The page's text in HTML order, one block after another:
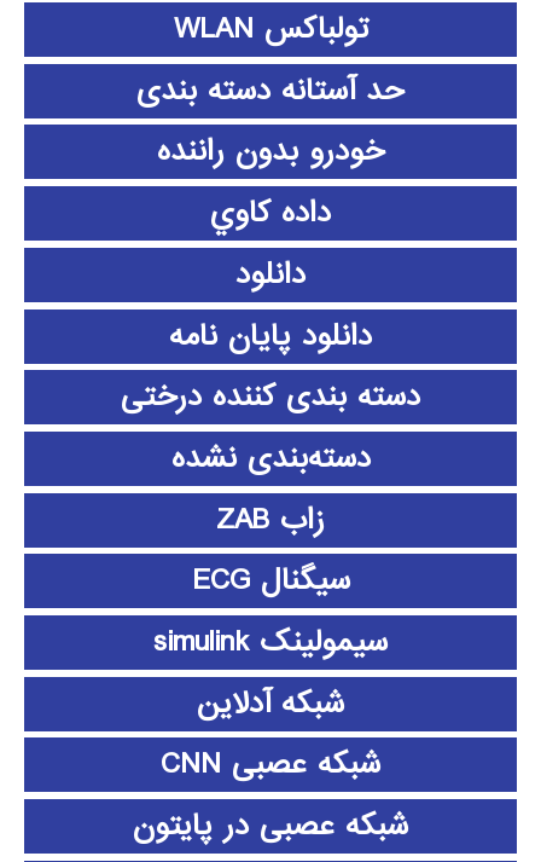
تولباکس WLAN
حد آستانه دسته بندی
خودرو بدون راننده
داده كاوي
دانلود
دانلود پايان نامه
دسته بندی کننده درختی
دسته‌بندی نشده
زاب ZAB
سیگنال ECG
سیمولینک simulink
شبکه آدلاین
شبکه عصبی CNN
شبکه عصبی در پایتون